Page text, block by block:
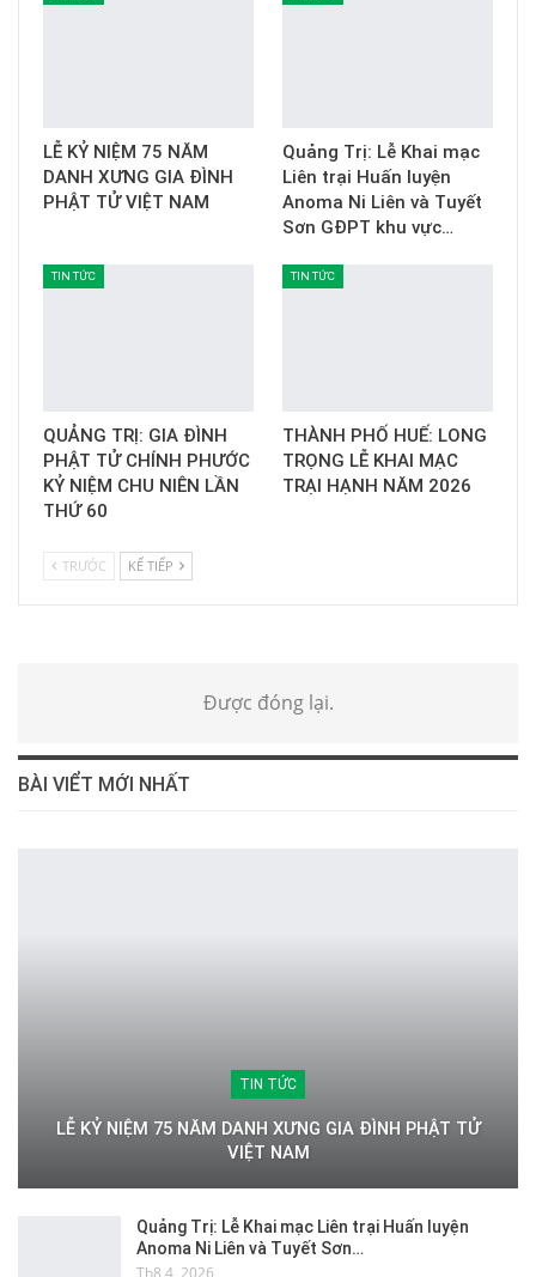
LỄ KỶ NIỆM 75 NĂM
DANH XƯNG GIA ĐÌNH
PHẬT TỬ VIỆT NAM
Quảng Trị: Lễ Khai mạc
Liên trại Huấn luyện
Anoma Ni Liên và Tuyết
Sơn GĐPT khu vực…
TIN TỨC
QUẢNG TRỊ: GIA ĐÌNH
PHẬT TỬ CHÍNH PHƯỚC
KỶ NIỆM CHU NIÊN LẦN
THỨ 60
TIN TỨC
THÀNH PHỐ HUẾ: LONG
TRỌNG LỄ KHAI MẠC
TRẠI HẠNH NĂM 2026
TRƯỚC KẾ TIẾP
Được đóng lại.
BÀI VIỂT MỚI NHẤT
TIN TỨC
LỄ KỶ NIỆM 75 NĂM DANH XƯNG GIA ĐÌNH PHẬT TỬ
VIỆT NAM
Quảng Trị: Lễ Khai mạc Liên trại Huấn luyện
Anoma Ni Liên và Tuyết Sơn…